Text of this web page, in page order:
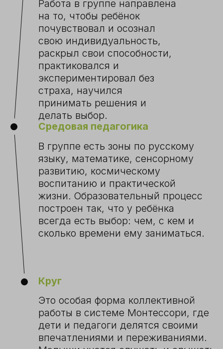
ОБРАЗОВАТЕЛЬНЫЙ
ПРОЦЕСС
В первый годмалыш знакомится с
правилами группы и тем, как работать с
Монтессори-материалами. По мере
взросления он переходит в период
социальных отношений. Именно в
возрасте 3-6 лет ребёнок учится
договариваться, ждать, уступать,
отстаивать свое мнение.
Совершенствуются и усложняются
навыки самообслуживания, появляется
желание помогать другим и ухаживать
за окружающей средой.
В течение второго годапедагоги
поощряют потребность ребёнка
проявлять больше самостоятельности и
ответственности, продолжительность
его работы увеличивается.
Третий и четвертый год
важны для ребёнка, ведь в это время
синтезируется весь его полученный
опыт: возрастает уверенность в себе,
малыш становится учителем, дающим
уроки младшим детям группы! Он
начинает познавать мир абстрактного:
географии, математики и языков.